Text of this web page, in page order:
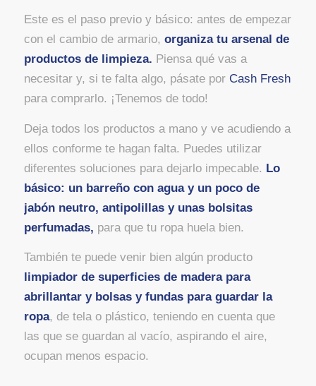
Este es el paso previo y básico: antes de empezar
con el cambio de armario, organiza tu arsenal de
productos de limpieza. Piensa qué vas a
necesitar y, si te falta algo, pásate por Cash Fresh
para comprarlo. ¡Tenemos de todo!
Deja todos los productos a mano y ve acudiendo a
ellos conforme te hagan falta. Puedes utilizar
diferentes soluciones para dejarlo impecable. Lo
básico: un barreño con agua y un poco de
jabón neutro, antipolillas y unas bolsitas
perfumadas, para que tu ropa huela bien.
También te puede venir bien algún producto
limpiador de superficies de madera para
abrillantar y bolsas y fundas para guardar la
ropa, de tela o plástico, teniendo en cuenta que
las que se guardan al vacío, aspirando el aire,
ocupan menos espacio.